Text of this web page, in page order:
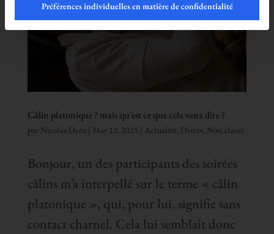
Câlin platonique ? mais qu’est ce que cela veux dire ?
par Nicolas Deru Mar 12, 2025 Actualité Divers Non classé
Bonjour, un des participants des soirées
câlins m’a interpellé sur le terme « câlin
platonique », qui, pour lui, signifie sans
contact charnel. Cela lui semblait donc
Préférences individuelles en matière de confidentialité